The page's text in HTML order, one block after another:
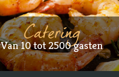
Catering
Van 10 tot 2500 gasten